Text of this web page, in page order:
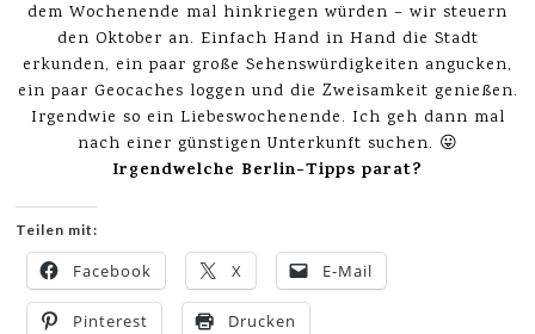
dem Wochenende mal hinkriegen würden – wir steuern
den Oktober an. Einfach Hand in Hand die Stadt
erkunden, ein paar große Sehenswürdigkeiten angucken,
ein paar Geocaches loggen und die Zweisamkeit genießen.
Irgendwie so ein Liebeswochenende. Ich geh dann mal
nach einer günstigen Unterkunft suchen. 😛
Irgendwelche Berlin-Tipps parat?
Teilen mit:
Facebook X E-Mail
Pinterest Drucken